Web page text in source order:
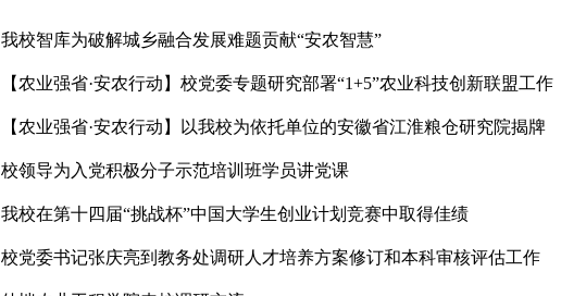
我校智库为破解城乡融合发展难题贡献“安农智慧”
【农业强省·安农行动】校党委专题研究部署“1+5”农业科技创新联盟工作
【农业强省·安农行动】以我校为依托单位的安徽省江淮粮仓研究院揭牌
校领导为入党积极分子示范培训班学员讲党课
我校在第十四届“挑战杯”中国大学生创业计划竞赛中取得佳绩
校党委书记张庆亮到教务处调研人才培养方案修订和本科审核评估工作